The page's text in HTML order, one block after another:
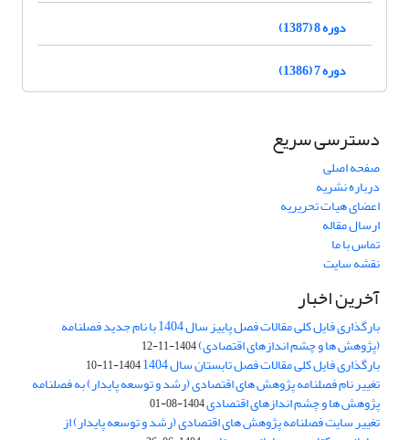
دوره 8 (1387)
دوره 7 (1386)
دسترسی سریع
صفحه اصلی
درباره نشریه
اعضای هیات تحریریه
ارسال مقاله
تماس با ما
نقشه سایت
آخرین اخبار
بارگذاری فایل کلی مقالات فصل پاییز سال 1404 با نام جدید فصلنامه
(پژوهش ها و چشم اندازهای اقتصادی)1404-11-12
بارگذاری فایل کلی مقالات فصل تابستان سال 1404 1404-11-10
تغییر نام فصلنامه پژوهش های اقتصادی (رشد و توسعه پایدار) به فصلنامه
پژوهش ها و چشم اندازهای اقتصادی1404-08-01
تغییر سایت فصلنامه پژوهش های اقتصادی (رشد و توسعه پایدار) از